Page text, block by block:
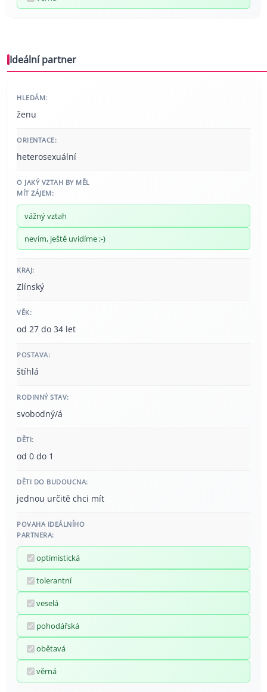
Ideální partner
HLEDÁM:
ženu
ORIENTACE:
heterosexuální
O JAKÝ VZTAH BY MĚL
MÍT ZÁJEM:
vážný vztah
nevím, ještě uvidíme ;-)
KRAJ:
Zlínský
VĚK:
od 27 do 34 let
POSTAVA:
štíhlá
RODINNÝ STAV:
svobodný/á
DĚTI:
od 0 do 1
DĚTI DO BUDOUCNA:
jednou určitě chci mít
POVAHA IDEÁLNÍHO
PARTNERA:
optimistická
tolerantní
veselá
pohodářská
obětavá
věrná